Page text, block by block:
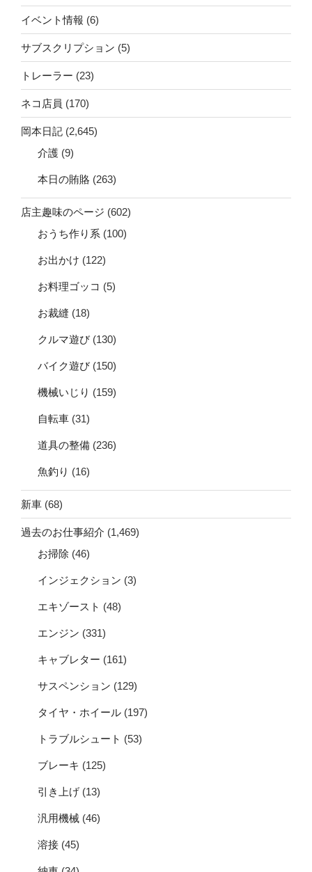
イベント情報 (6)
サブスクリプション (5)
トレーラー (23)
ネコ店員 (170)
岡本日記 (2,645)
介護 (9)
本日の賄賂 (263)
店主趣味のページ (602)
おうち作り系 (100)
お出かけ (122)
お料理ゴッコ (5)
お裁縫 (18)
クルマ遊び (130)
バイク遊び (150)
機械いじり (159)
自転車 (31)
道具の整備 (236)
魚釣り (16)
新車 (68)
過去のお仕事紹介 (1,469)
お掃除 (46)
インジェクション (3)
エキゾースト (48)
エンジン (331)
キャブレター (161)
サスペンション (129)
タイヤ・ホイール (197)
トラブルシュート (53)
ブレーキ (125)
引き上げ (13)
汎用機械 (46)
溶接 (45)